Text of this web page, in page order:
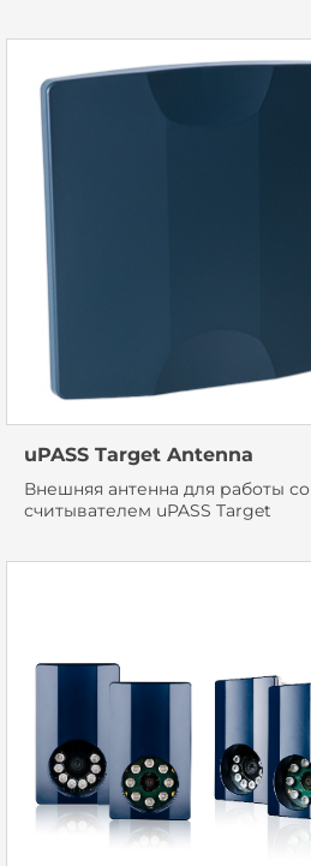
uPASS Target Antenna
Внешняя антенна для работы со
считывателем uPASS Target